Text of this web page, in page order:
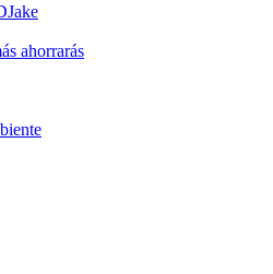
ahorrarás